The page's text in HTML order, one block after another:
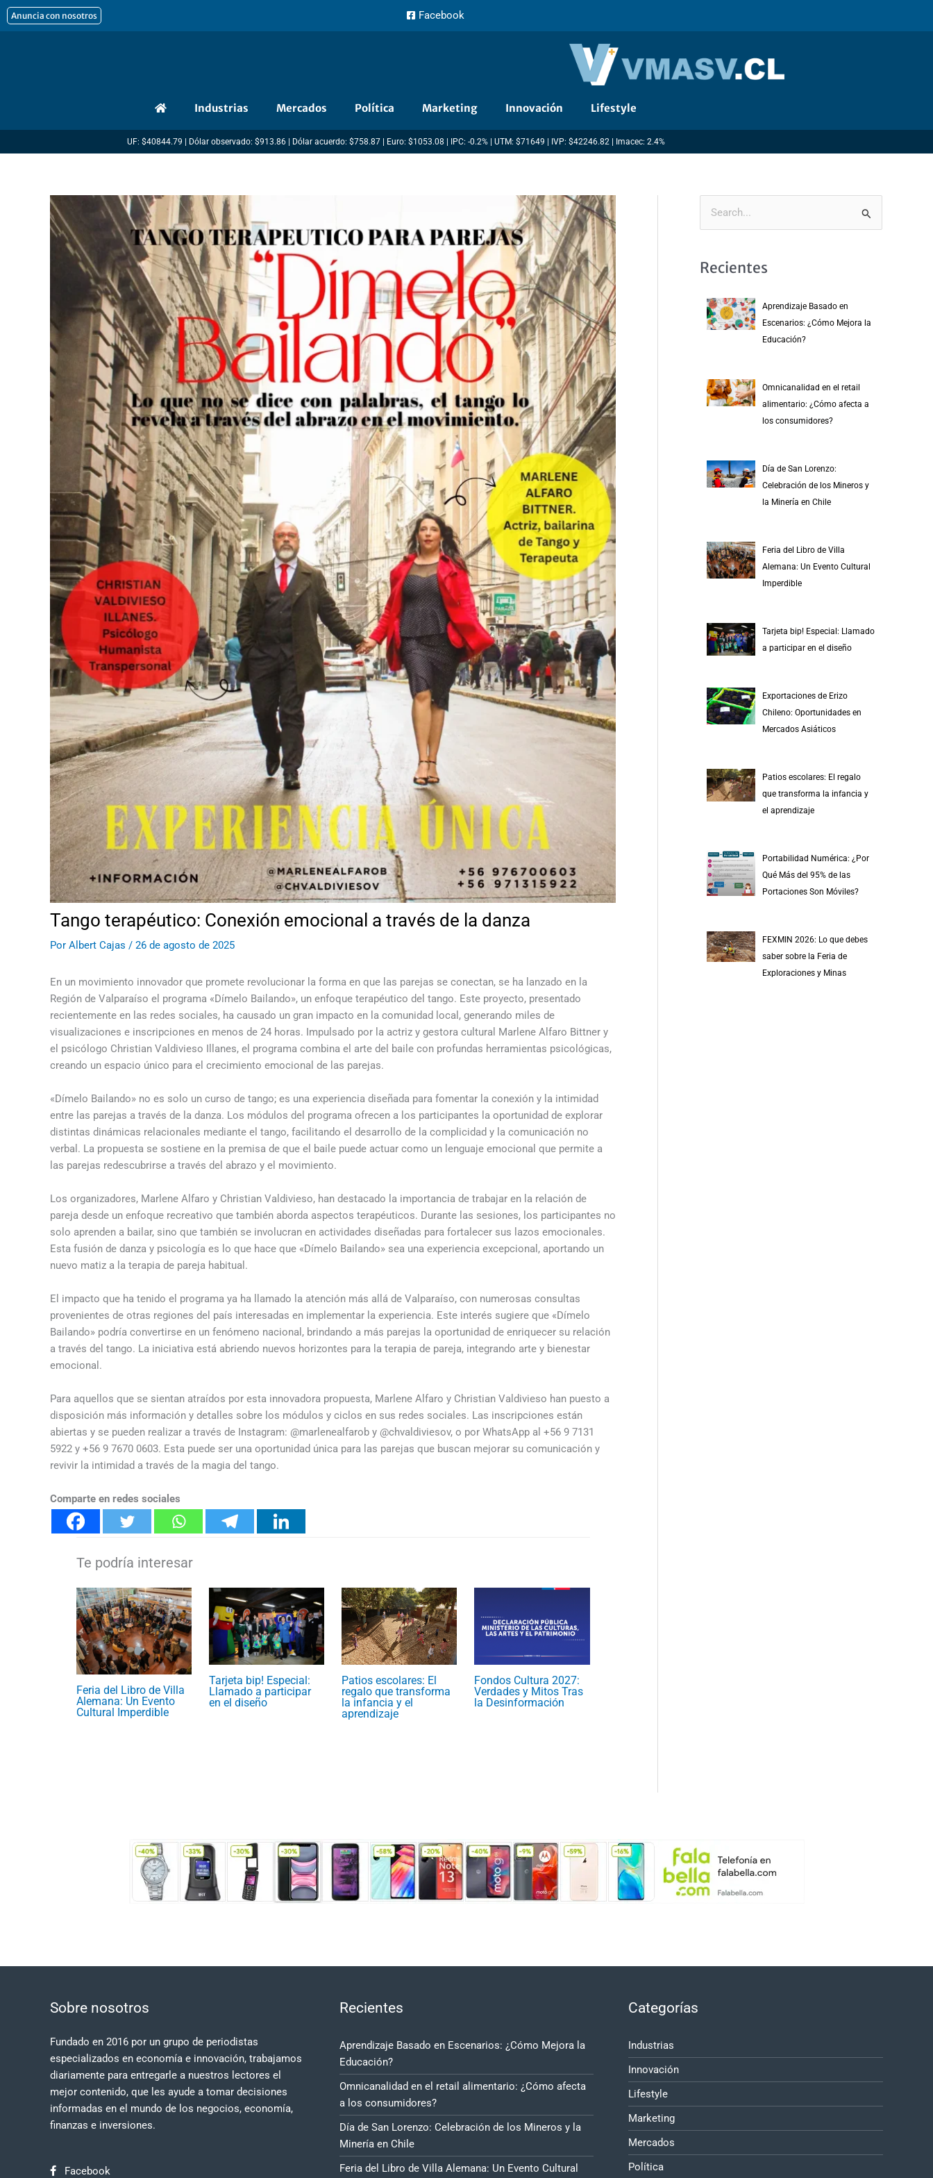
al
Anuncia con nosotros Facebook
Industrias Mercados Política Marketing Innovación Lifestyle
UF: $40844.79 | Dólar observado: $913.86 | Dólar acuerdo: $758.87 | Euro: $1053.08 | IPC: -0.2% | UTM: $71649 | IVP: $42246.82 | Imacec: 2.4%
Tango terapéutico: Conexión emocional a través de la danza
Por Albert Cajas / 26 de agosto de 2025
En un movimiento innovador que promete revolucionar la forma en que las parejas se conectan, se ha lanzado en la
Región de Valparaíso el programa «Dímelo Bailando», un enfoque terapéutico del tango. Este proyecto, presentado
recientemente en las redes sociales, ha causado un gran impacto en la comunidad local, generando miles de
visualizaciones e inscripciones en menos de 24 horas. Impulsado por la actriz y gestora cultural Marlene Alfaro Bittner y
el psicólogo Christian Valdivieso Illanes, el programa combina el arte del baile con profundas herramientas psicológicas,
creando un espacio único para el crecimiento emocional de las parejas.
«Dímelo Bailando» no es solo un curso de tango; es una experiencia diseñada para fomentar la conexión y la intimidad
entre las parejas a través de la danza. Los módulos del programa ofrecen a los participantes la oportunidad de explorar
distintas dinámicas relacionales mediante el tango, facilitando el desarrollo de la complicidad y la comunicación no
verbal. La propuesta se sostiene en la premisa de que el baile puede actuar como un lenguaje emocional que permite a
las parejas redescubrirse a través del abrazo y el movimiento.
Los organizadores, Marlene Alfaro y Christian Valdivieso, han destacado la importancia de trabajar en la relación de
pareja desde un enfoque recreativo que también aborda aspectos terapéuticos. Durante las sesiones, los participantes no
solo aprenden a bailar, sino que también se involucran en actividades diseñadas para fortalecer sus lazos emocionales.
Esta fusión de danza y psicología es lo que hace que «Dímelo Bailando» sea una experiencia excepcional, aportando un
nuevo matiz a la terapia de pareja habitual.
El impacto que ha tenido el programa ya ha llamado la atención más allá de Valparaíso, con numerosas consultas
provenientes de otras regiones del país interesadas en implementar la experiencia. Este interés sugiere que «Dímelo
Bailando» podría convertirse en un fenómeno nacional, brindando a más parejas la oportunidad de enriquecer su relación
a través del tango. La iniciativa está abriendo nuevos horizontes para la terapia de pareja, integrando arte y bienestar
emocional.
Para aquellos que se sientan atraídos por esta innovadora propuesta, Marlene Alfaro y Christian Valdivieso han puesto a
disposición más información y detalles sobre los módulos y ciclos en sus redes sociales. Las inscripciones están
abiertas y se pueden realizar a través de Instagram: @marlenealfarob y @chvaldiviesov, o por WhatsApp al +56 9 7131
5922 y +56 9 7670 0603. Esta puede ser una oportunidad única para las parejas que buscan mejorar su comunicación y
revivir la intimidad a través de la magia del tango.
Comparte en redes sociales
Feria del Libro de Villa
Alemana: Un Evento
Cultural Imperdible
Tarjeta bip! Especial:
Llamado a participar
en el diseño
Patios escolares: El
regalo que transforma
la infancia y el
aprendizaje
Fondos Cultura 2027:
Verdades y Mitos Tras
la Desinformación
Recientes
Aprendizaje Basado en
Escenarios: ¿Cómo Mejora la
Educación?
Omnicanalidad en el retail
alimentario: ¿Cómo afecta a
los consumidores?
Día de San Lorenzo:
Celebración de los Mineros y
la Minería en Chile
Feria del Libro de Villa
Alemana: Un Evento Cultural
Imperdible
Tarjeta bip! Especial: Llamado
a participar en el diseño
Exportaciones de Erizo
Chileno: Oportunidades en
Mercados Asiáticos
Patios escolares: El regalo
que transforma la infancia y
el aprendizaje
Portabilidad Numérica: ¿Por
Qué Más del 95% de las
Portaciones Son Móviles?
FEXMIN 2026: Lo que debes
saber sobre la Feria de
Exploraciones y Minas
Sobre nosotros
Fundado en 2016 por un grupo de periodistas
especializados en economía e innovación, trabajamos
diariamente para entregarle a nuestros lectores el
mejor contenido, que les ayude a tomar decisiones
informadas en el mundo de los negocios, economía,
finanzas e inversiones.
Facebook
Recientes
Aprendizaje Basado en Escenarios: ¿Cómo Mejora la
Educación?
Omnicanalidad en el retail alimentario: ¿Cómo afecta
a los consumidores?
Día de San Lorenzo: Celebración de los Mineros y la
Minería en Chile
Feria del Libro de Villa Alemana: Un Evento Cultural
Categorías
Industrias
Innovación
Lifestyle
Marketing
Mercados
Política